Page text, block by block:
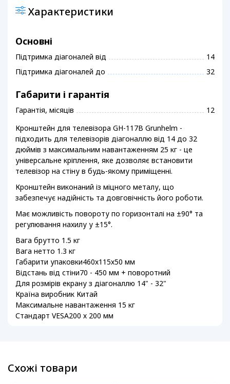
Характеристики
Основні
Підтримка діагоналей від
14
Підтримка діагоналей до
32
Габарити і гарантія
Гарантія, місяців
12
Кронштейн для телевізора GH-117B Grunhelm -
підходить для телевізорів діагоналлю від 14 до 32
дюймів з максимальним навантаженням 25 кг - це
універсальне кріплення, яке дозволяє встановити
телевізор на стіну в будь-якому приміщенні.
Кронштейн виконаний із міцного металу, що
забезпечує надійність та довговічність його роботи.
Має можливість повороту по горизонталі на ±90° та
регулювання нахилу у ±15°.
Вага брутто 1.5 кг
Вага нетто 1.3 кг
Габарити упаковки460х115х50 мм
Відстань від стіни70 - 450 мм + поворотний
Для розмірів екрану з діагоналлю 14" - 32"
Країна виробник Китай
Максимальне навантаження 15 кг
Стандарт VESA200 х 200 мм
Схожі товари